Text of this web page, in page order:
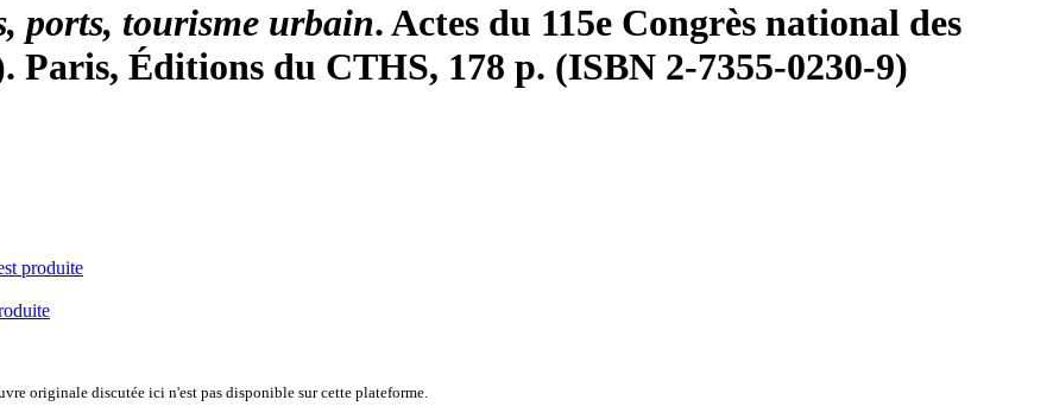
ports, tourisme urbain. Actes du 115e Congrès national des
Paris, Éditions du CTHS, 178 p. (ISBN 2-7355-0230-9)
produite
originale discutée ici n'est pas disponible sur cette plateforme.